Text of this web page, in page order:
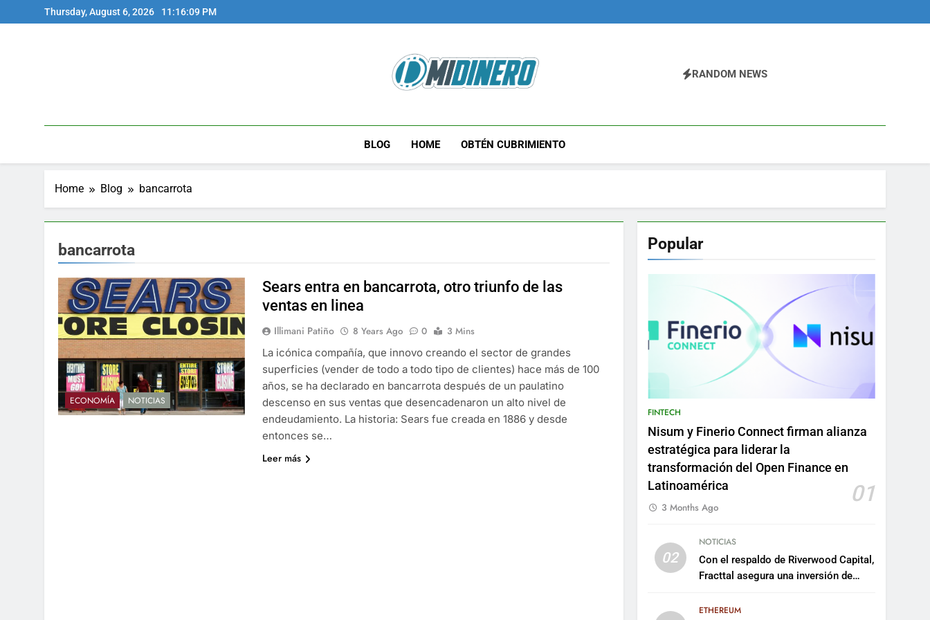
to
Thursday, August 6, 2026 11:16:09 PM
Midinero.co
RANDOM NEWS
BLOG HOME OBTÉN CUBRIMIENTO
Home Blog bancarrota
bancarrota
ECONOMÍA NOTICIAS
Sears entra en bancarrota, otro triunfo de las
ventas en linea
Illimani Patiño 8 Years Ago 0
3 Mins
La icónica compañía, que innovo creando el sector de grandes
superficies (vender de todo a todo tipo de clientes) hace más de 100
años, se ha declarado en bancarrota después de un paulatino
descenso en sus ventas que desencadenaron un alto nivel de
endeudamiento. La historia: Sears fue creada en 1886 y desde
entonces se…
Leer más
Popular
FINTECH
Nisum y Finerio Connect firman alianza
estratégica para liderar la
transformación del Open Finance en
Latinoamérica
01
3 Months Ago
02
NOTICIAS
Con el respaldo de Riverwood Capital,
Fracttal asegura una inversión de
plataforma
ETHEREUM